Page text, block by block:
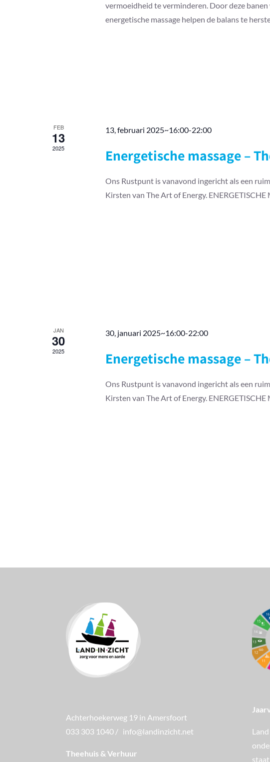
vermoeidheid te verminderen. Door deze
energetische massage helpen de balans te
FEB
13
2025
13, februari 2025~16:00-22:00
Energetische massage –
Ons Rustpunt is vanavond ingericht als een
Kirsten van The Art of Energy. ENERGETISCHE
JAN
30
2025
30, januari 2025~16:00-22:00
Energetische massage –
Ons Rustpunt is vanavond ingericht als een
Kirsten van The Art of Energy. ENERGETISCHE
Achterhoekerweg 19 in Amersfoort
033 303 1040 / info@landinzicht.net
Theehuis & Verhuur